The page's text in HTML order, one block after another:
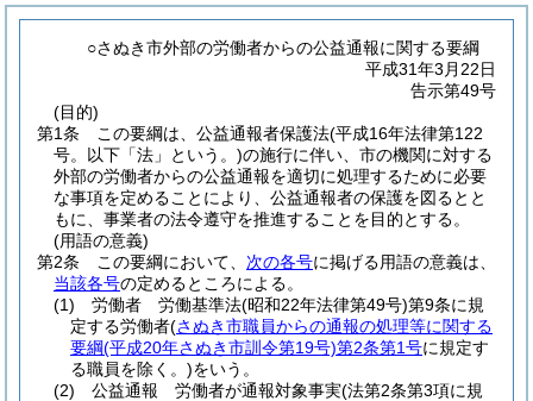
○さぬき市外部の労働者からの公益通報に関する要綱
平成31年3月22日
告示第49号
(目的)
第1条
この要綱は、公益通報者保護法(平成16年法律第122
号。以下「法」という。)の施行に伴い、市の機関に対する
外部の労働者からの公益通報を適切に処理するために必要
な事項を定めることにより、公益通報者の保護を図るとと
もに、事業者の法令遵守を推進することを目的とする。
(用語の意義)
第2条
この要綱において、 次の各号に掲げる用語の意義は、
当該各号の定めるところによる。
(1)
労働者 労働基準法(昭和22年法律第49号)第9条に規
定する労働者(さぬき市職員からの通報の処理等に関する
要綱(平成20年さぬき市訓令第19号)第2条第1号に規定す
る職員を除く。)をいう。
(2)
公益通報 労働者が通報対象事実(法第2条第3項に規